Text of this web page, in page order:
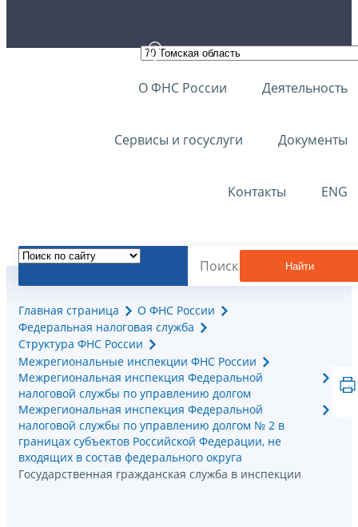
О ФНС России Деятельность
Сервисы и госуслуги Документы
Контакты ENG
Найти
Главная страница
О ФНС России
Федеральная налоговая служба
Структура ФНС России
Межрегиональные инспекции ФНС России
Межрегиональная инспекция Федеральной
налоговой службы по управлению долгом
Межрегиональная инспекция Федеральной
налоговой службы по управлению долгом № 2 в
границах субъектов Российской Федерации, не
входящих в состав федерального округа
Государственная гражданская служба в инспекции